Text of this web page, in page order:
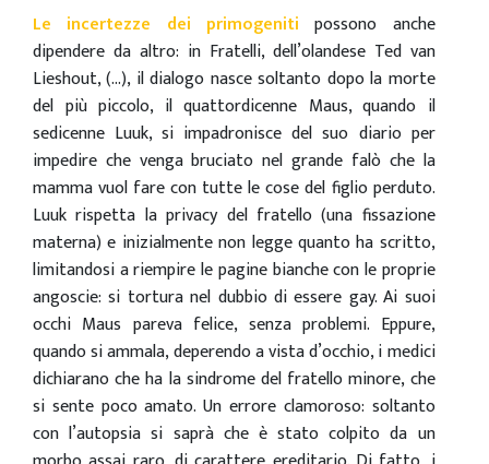
Le incertezze dei primogenitipossono anche
dipendere da altro: in Fratelli, dell’olandese Ted van
Lieshout, (…), il dialogo nasce soltanto dopo la morte
del più piccolo, il quattordicenne Maus, quando il
sedicenne Luuk, si impadronisce del suo diario per
impedire che venga bruciato nel grande falò che la
mamma vuol fare con tutte le cose del figlio perduto.
Luuk rispetta la privacy del fratello (una fissazione
materna) e inizialmente non legge quanto ha scritto,
limitandosi a riempire le pagine bianche con le proprie
angoscie: si tortura nel dubbio di essere gay. Ai suoi
occhi Maus pareva felice, senza problemi. Eppure,
quando si ammala, deperendo a vista d’occhio, i medici
dichiarano che ha la sindrome del fratello minore, che
si sente poco amato. Un errore clamoroso: soltanto
con l’autopsia si saprà che è stato colpito da un